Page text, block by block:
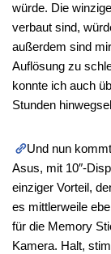
würde. Die
verbaut sind,
außerdem sind
Auflösung zu
konnte ich auch
Stunden
Und nun
Asus, mit 10″-
einziger Vorteil,
es mittlerweile
für die Memory
Kamera. Halt,